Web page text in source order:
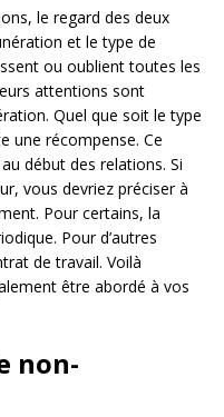
le regard des deux
et le type de
ou oublient toutes les
attentions sont
Quel que soit le type
une récompense. Ce
début des relations. Si
vous devriez préciser à
Pour certains, la
Pour d’autres
de travail. Voilà
être abordé à vos
non-